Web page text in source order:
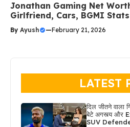
Jonathan Gaming Net
Girlfriend, Cars, BGMI Stats और
By Ayush —February 21, 2026
LATEST
दिल जीतने
बेटे अगस्त्य और
SUV